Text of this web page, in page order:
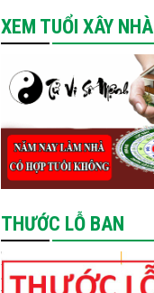
XEM TUỔI XÂY NHÀ
THƯỚC LỖ BAN